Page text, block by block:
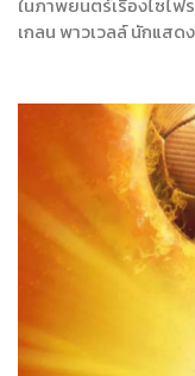
เกลน พาวเวลล์ นักแสด